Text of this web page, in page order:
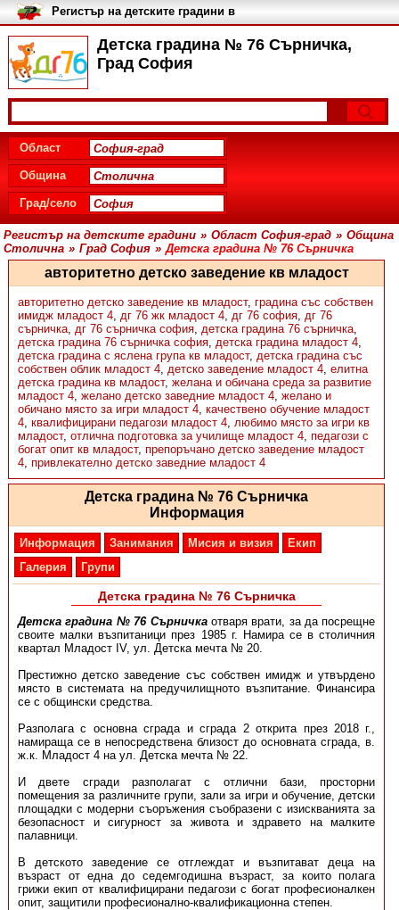
Детска градина № 76 Сърничка,
Град София
Регистър на детските градини в
България
Област
Община
Град/село
Регистър на детските градини » Област София-град » Община
Столична » Град София » Детска градина № 76 Сърничка
авторитетно детско заведение кв младост
авторитетно детско заведение кв младост, градина със собствен
имидж младост 4, дг 76 жк младост 4, дг 76 софия, дг 76
сърничка, дг 76 сърничка софия, детска градина 76 сърничка,
детска градина 76 сърничка софия, детска градина младост 4,
детска градина с яслена група кв младост, детска градина със
собствен облик младост 4, детско заведение младост 4, елитна
детска градина кв младост, желана и обичана среда за развитие
младост 4, желано детско заведние младост 4, желано и
обичано място за игри младост 4, качествено обучение младост
4, квалифицирани педагози младост 4, любимо място за игри кв
младост, отлична подготовка за училище младост 4, педагози с
богат опит кв младост, препоръчано детско заведение младост
4, привлекателно детско заведние младост 4
Детска градина № 76 Сърничка
Информация
Информация Занимания Мисия и визия
Екип
Галерия
Групи
Детска градина № 76 Сърничка
Детска градина № 76 Сърничкаотваря врати, за да посрещне
своите малки възпитаници през 1985 г. Намира се в столичния
квартал Младост IV, ул. Детска мечта № 20.
Престижно детско заведение със собствен имидж и утвърдено
място в системата на предучилищното възпитание. Финансира
се с общински средства.
Разполага с основна сграда и сграда 2 открита през 2018 г.,
намираща се в непосредствена близост до основната сграда, в.
ж.к. Младост 4 на ул. Детска мечта № 22.
И двете сгради разполагат с отлични бази, просторни
помещения за различните групи, зали за игри и обучение, детски
площадки с модерни съоръжения съобразени с изискванията за
безопасност и сигурност за живота и здравето на малките
палавници.
В детското заведение се отглеждат и възпитават деца на
възраст от една до седемгодишна възраст, за които полага
грижи екип от квалифицирани педагози с богат професионалкен
опит, защитили професионално-квалификационна степен.